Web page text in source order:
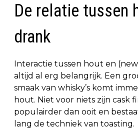
De relatie tussen
drank
Interactie tussen hout en
altijd al erg belangrijk. Een
smaak van whisky’s komt
hout. Niet voor niets zijn cask
populairder dan ooit en
lang de techniek van toasting.